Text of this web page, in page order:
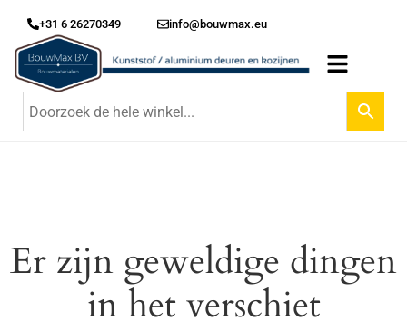
+31 6 26270349 info@bouwmax.eu
Er zijn geweldige dingen
in het verschiet